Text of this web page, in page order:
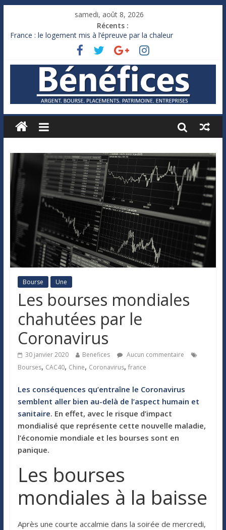
samedi, août 8, 2026
Récents :
France : le logement mis à l’épreuve par la chaleur
Des milliards de dollars de droits de douane déjà remboursés
Royaume-Uni : Andy Burnham recule sur l’impôt
Xavier Niel, le milliardaire qui ne touche presque rien
Ruée des fortunes russes vers l’étranger
Bourse Une
Les bourses mondiales
chahutées par le
Coronavirus
30 janvier 2020 Benefices
Aucun commentaire
Bourses, CAC40, Chine, Coronavirus, france
Les conséquences qu’entraîne le Coronavirus
semblent aller bien au-delà de l’aspect humain et
sanitaire. En effet, avec le risque d’impact
mondialisé que représente cette nouvelle maladie,
l’économie mondiale et les bourses sont en
panique.
Les bourses
mondiales à la baisse
Après une courte accalmie dans la soirée de mercredi,